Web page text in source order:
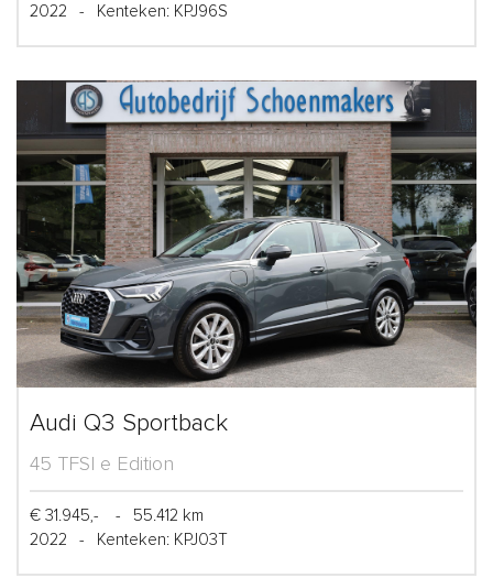
2022
- Kenteken: KPJ96S
Audi Q3 Sportback
45 TFSI e Edition
€ 31.945,- -
55.412 km
2022
- Kenteken: KPJ03T